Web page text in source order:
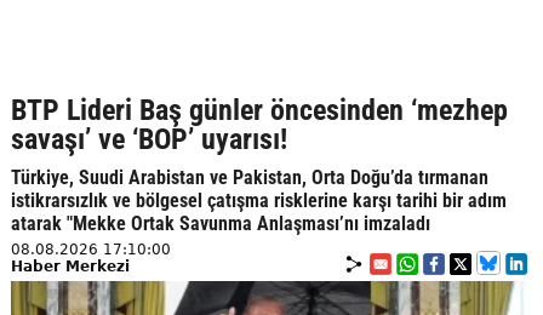
BTP Lideri Baş günler öncesinden ‘mezhep
savaşı’ ve ‘BOP’ uyarısı!
Türkiye, Suudi Arabistan ve Pakistan, Orta Doğu’da tırmanan
istikrarsızlık ve bölgesel çatışma risklerine karşı tarihi bir adım
atarak "Mekke Ortak Savunma Anlaşması’nı imzaladı
08.08.2026 17:10:00
Haber Merkezi